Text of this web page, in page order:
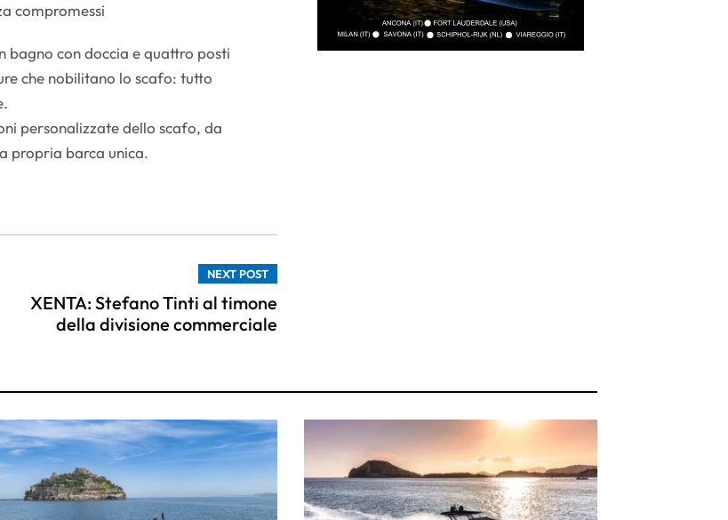
compromessi
bagno con doccia e quattro posti
che nobilitano lo scafo: tutto
personalizzate dello scafo, da
propria barca unica.
NEXT POST
XENTA: Stefano Tinti al timone
della divisione commerciale